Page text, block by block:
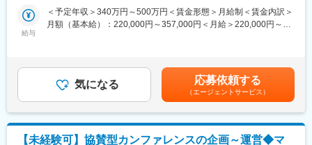
▼キャリアパス事例
・Event Business部のPurpose（存在目的）は、「イベント×テク
ノロジーで、唯一無二の出会いの場を創り出し、世界中の人と企
業に「ビジネスの起点」を提供し続ける」です。
・仲間と共に大規模イベントをゼロから創り上げる、ユニークな
仕事です。
アプリなどの自社サービスを展開。業界随一の実績を持ち、学術
領域を中心に社会的意義の高いプロジェクトを支えています。
ステムを担当し提供しております。
（1）イベント準備期間
・クライアントの要望ヒアリング、提案
・システムのマニュアル作成
給与
＜予定年収＞340万円～500万円＜賃金形態＞月給制＜賃金内訳＞
月額（基本給）：220,000円～357,000円＜月給＞220,000円～
目）年収500万円（残業代：62.4万円/年) 理論年収約560万円・
40歳（採用後15年目）年収600万円（管理職）賃金はあくまでも
目安の金額であり、選考を通じて上下する可能性があります。月
給(月額)は固定手当を含めた表記です。
気になる 応募依頼する
（エージェントサービス）
【未経験可】協賛型カンファレンスの企画～運営◆マ